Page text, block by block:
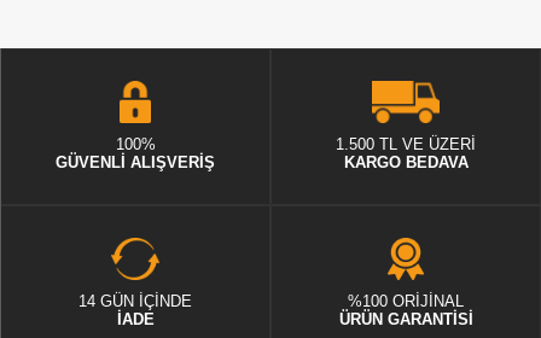
100%
GÜVENLİ ALIŞVERİŞ
1.500 TL VE ÜZERİ
KARGO BEDAVA
14 GÜN İÇİNDE
İADE
%100 ORİJİNAL
ÜRÜN GARANTİSİ